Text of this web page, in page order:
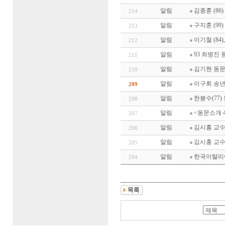
214 알림 김종훈
213 알림 구지훈
212 알림 이기철
211 알림 93 최병진
210 알림 김기현 동
209 알림 이구회 송
208 알림 한봉수(77)
207 알림 <동문소개
206 알림 김시홍 교
205 알림 김시홍 교
204 알림 한국이탈